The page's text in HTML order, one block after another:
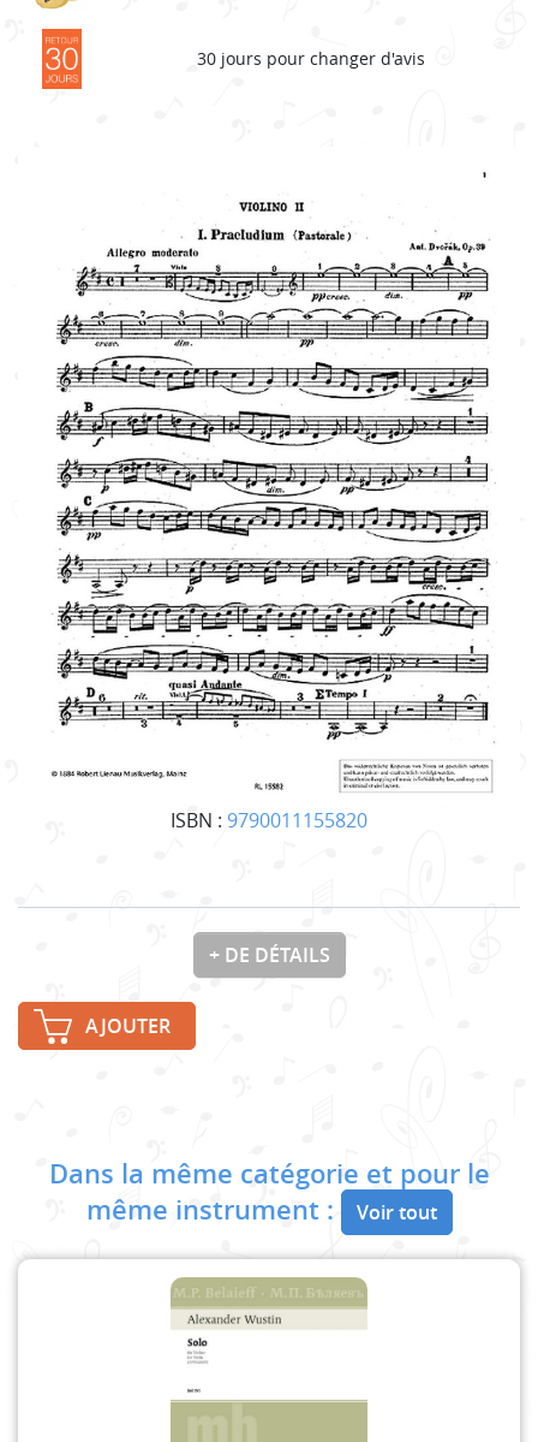
ISBN : 9790011155820
30 jours pour changer d'avis
+ DE DÉTAILS
AJOUTER
Dans la même catégorie et pour le
même instrument :
Voir tout